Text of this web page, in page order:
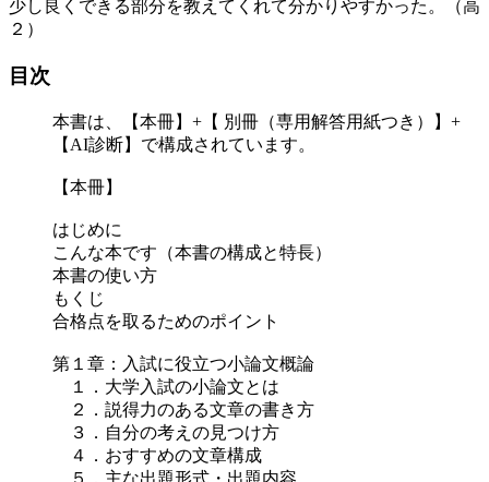
少し良くできる部分を教えてくれて分かりやすかった。（高
２）
目次
本書は、【本冊】+【 別冊（専用解答用紙つき）】+
【AI診断】で構成されています。
【本冊】
はじめに
こんな本です（本書の構成と特長）
本書の使い方
もくじ
合格点を取るためのポイント
第１章：入試に役立つ小論文概論
１．大学入試の小論文とは
２．説得力のある文章の書き方
３．自分の考えの見つけ方
４．おすすめの文章構成
５．主な出題形式・出題内容